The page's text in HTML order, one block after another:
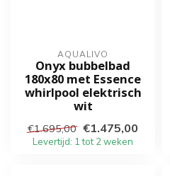
AQUALIVO
Onyx bubbelbad
180x80 met Essence
whirlpool elektrisch
wit
€1.695,00 €1.475,00
Levertijd: 1 tot 2 weken